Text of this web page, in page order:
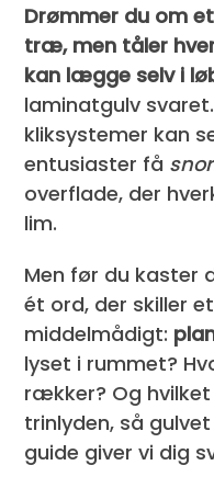
Drømmer du om
træ, men tåler
kan lægge selv i
laminatgulv
kliksystemer kan
entusiaster få
overflade, der
lim.
Men før du kaster
ét ord, der skiller et
middelmådigt:
lyset i rummet?
rækker? Og
trinlyden, så gulvet
guide giver vi dig